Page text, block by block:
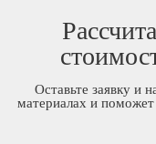
Оставьте заявку и
материалах и